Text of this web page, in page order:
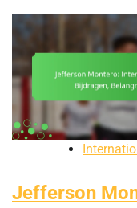
Jefferson